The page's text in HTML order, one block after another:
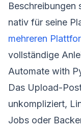
Beschreibungen
nativ für seine
mehreren
vollständige
Automate with
Das Upload-
unkompliziert,
Jobs oder